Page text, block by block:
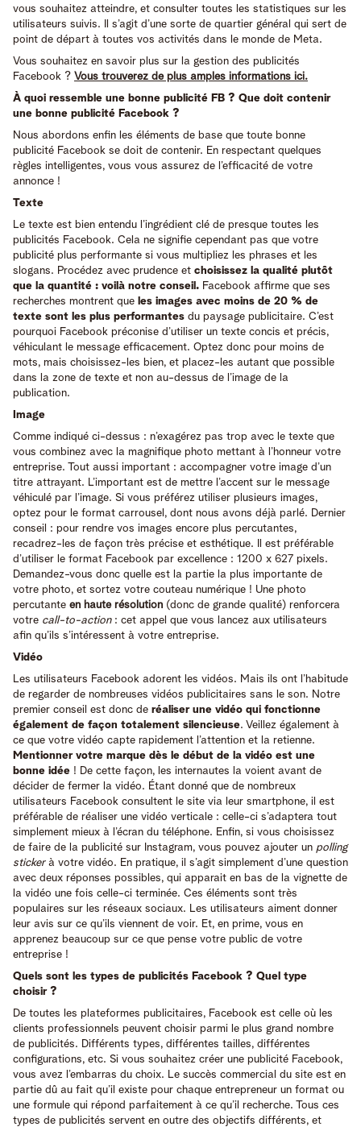
vous souhaitez atteindre, et consulter toutes les statistiques sur les
utilisateurs suivis. Il s’agit d’une sorte de quartier général qui sert de
point de départ à toutes vos activités dans le monde de Meta.
Vous souhaitez en savoir plus sur la gestion des publicités
Facebook ? Vous trouverez de plus amples informations ici.
À quoi ressemble une bonne publicité FB ? Que doit contenir
une bonne publicité Facebook ?
Nous abordons enfin les éléments de base que toute bonne
publicité Facebook se doit de contenir. En respectant quelques
règles intelligentes, vous vous assurez de l’efficacité de votre
annonce !
Texte
Le texte est bien entendu l’ingrédient clé de presque toutes les
publicités Facebook. Cela ne signifie cependant pas que votre
publicité plus performante si vous multipliez les phrases et les
slogans. Procédez avec prudence et choisissez la qualité plutôt
que la quantité : voilà notre conseil. Facebook affirme que ses
recherches montrent que les images avec moins de 20 % de
texte sont les plus performantes du paysage publicitaire. C’est
pourquoi Facebook préconise d’utiliser un texte concis et précis,
véhiculant le message efficacement. Optez donc pour moins de
mots, mais choisissez-les bien, et placez-les autant que possible
dans la zone de texte et non au-dessus de l’image de la
publication.
Image
Comme indiqué ci-dessus : n’exagérez pas trop avec le texte que
vous combinez avec la magnifique photo mettant à l’honneur votre
entreprise. Tout aussi important : accompagner votre image d’un
titre attrayant. L’important est de mettre l’accent sur le message
véhiculé par l’image. Si vous préférez utiliser plusieurs images,
optez pour le format carrousel, dont nous avons déjà parlé. Dernier
conseil : pour rendre vos images encore plus percutantes,
recadrez-les de façon très précise et esthétique. Il est préférable
d’utiliser le format Facebook par excellence : 1200 x 627 pixels.
Demandez-vous donc quelle est la partie la plus importante de
votre photo, et sortez votre couteau numérique ! Une photo
percutante en haute résolution (donc de grande qualité) renforcera
votre call-to-action: cet appel que vous lancez aux utilisateurs
afin qu’ils s’intéressent à votre entreprise.
Vidéo
Les utilisateurs Facebook adorent les vidéos. Mais ils ont l’habitude
de regarder de nombreuses vidéos publicitaires sans le son. Notre
premier conseil est donc de réaliser une vidéo qui fonctionne
également de façon totalement silencieuse. Veillez également à
ce que votre vidéo capte rapidement l’attention et la retienne.
Mentionner votre marque dès le début de la vidéo est une
bonne idée ! De cette façon, les internautes la voient avant de
décider de fermer la vidéo. Étant donné que de nombreux
utilisateurs Facebook consultent le site via leur smartphone, il est
préférable de réaliser une vidéo verticale : celle-ci s’adaptera tout
simplement mieux à l’écran du téléphone. Enfin, si vous choisissez
de faire de la publicité sur Instagram, vous pouvez ajouter un polling
stickerà votre vidéo. En pratique, il s’agit simplement d’une question
avec deux réponses possibles, qui apparait en bas de la vignette de
la vidéo une fois celle-ci terminée. Ces éléments sont très
populaires sur les réseaux sociaux. Les utilisateurs aiment donner
leur avis sur ce qu’ils viennent de voir. Et, en prime, vous en
apprenez beaucoup sur ce que pense votre public de votre
entreprise !
Quels sont les types de publicités Facebook ? Quel type
choisir ?
De toutes les plateformes publicitaires, Facebook est celle où les
clients professionnels peuvent choisir parmi le plus grand nombre
de publicités. Différents types, différentes tailles, différentes
configurations, etc. Si vous souhaitez créer une publicité Facebook,
vous avez l’embarras du choix. Le succès commercial du site est en
partie dû au fait qu’il existe pour chaque entrepreneur un format ou
une formule qui répond parfaitement à ce qu’il recherche. Tous ces
types de publicités servent en outre des objectifs différents, et